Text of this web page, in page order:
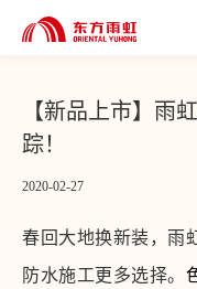
【新品上市】雨
踪！
2020-02-27
春回大地换新装， 雨
防水施工更多选择。